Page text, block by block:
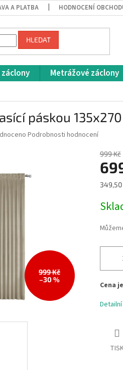
A PLATBA HODNOCENÍ
HLEDAT
Metrážové záclony
páskou
Podrobnosti hodnocení
999 Kč
–30 %
999 Kč
Měrná
349,50
Cena